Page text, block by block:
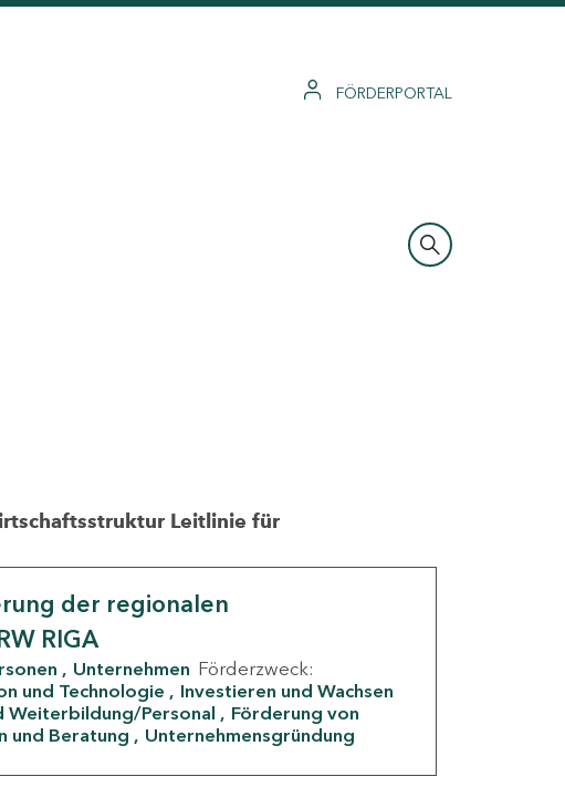
FÖRDERPORTAL
Leitlinie für
der regionalen
RIGA
Unternehmen Förderzweck:
und Technologie
Investieren und Wachsen
Weiterbildung/Personal
Förderung von
und Beratung Unternehmensgründung